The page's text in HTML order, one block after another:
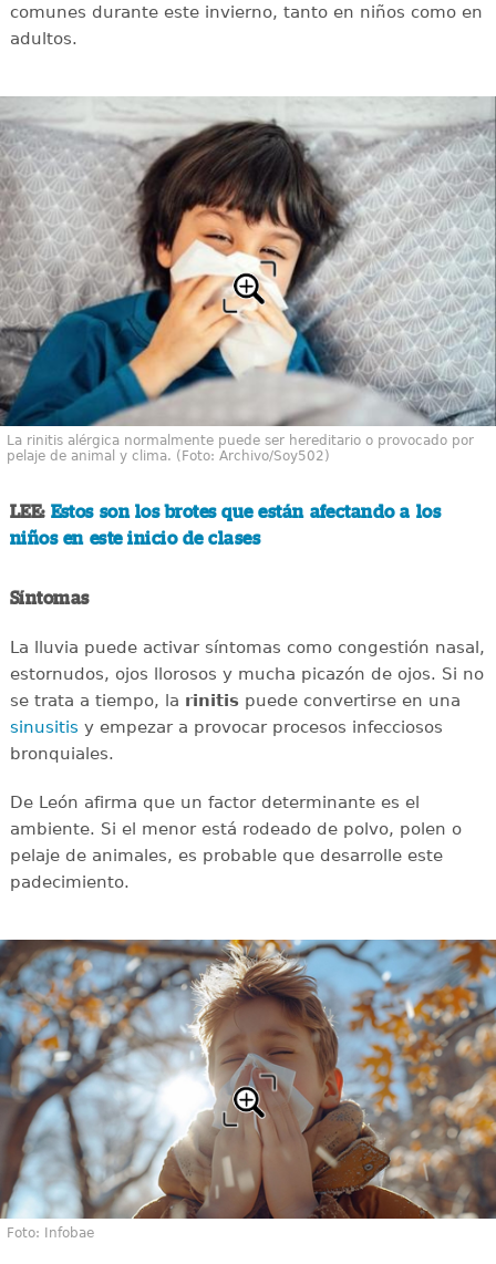
comunes durante este invierno, tanto en niños como en
adultos.
La rinitis alérgica normalmente puede ser hereditario o provocado por
pelaje de animal y clima. (Foto: Archivo/Soy502)
LEE: Estos son los brotes que están afectando a los
niños en este inicio de clases
Síntomas
La lluvia puede activar síntomas como congestión nasal,
estornudos, ojos llorosos y mucha picazón de ojos. Si no
se trata a tiempo, la rinitispuede convertirse en una
sinusitis y empezar a provocar procesos infecciosos
bronquiales.
De León afirma que un factor determinante es el
ambiente. Si el menor está rodeado de polvo, polen o
pelaje de animales, es probable que desarrolle este
padecimiento.
Foto: Infobae